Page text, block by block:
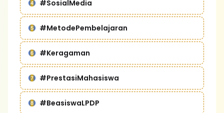
#SosialMedia
#MetodePembelajaran
#Keragaman
#PrestasiMahasiswa
#BeasiswaLPDP